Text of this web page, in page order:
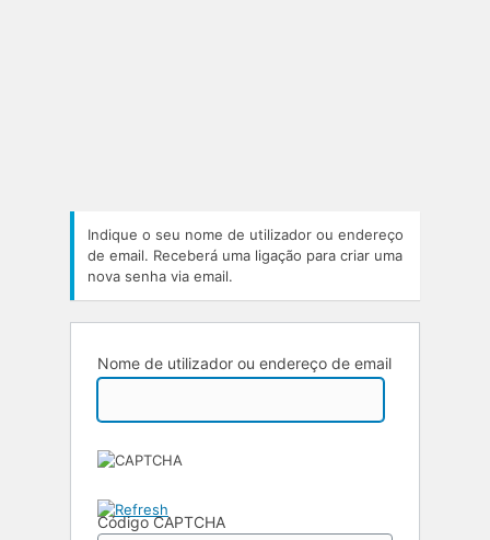
Indique o seu nome de utilizador ou endereço
de email. Receberá uma ligação para criar uma
nova senha via email.
Nome de utilizador ou endereço de email
Código CAPTCHA